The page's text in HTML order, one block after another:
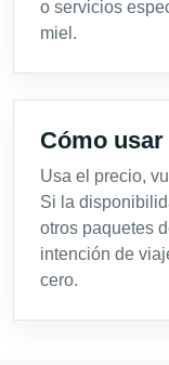
o servicios
miel.
Cómo
Usa el precio,
Si la
otros paquetes
intención de
cero.